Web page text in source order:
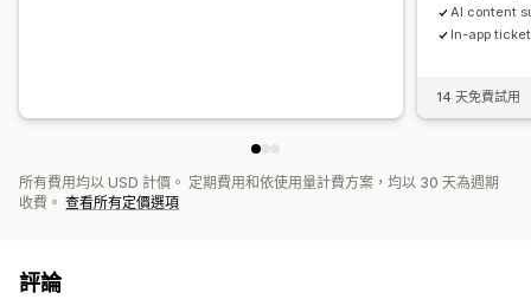
AI content
In-app
14 天免費試用
所有費用均以 USD 計價。 定期費用和依使用量計費方案，均以 30 天為週期
收費。 查看所有定價選項
評論